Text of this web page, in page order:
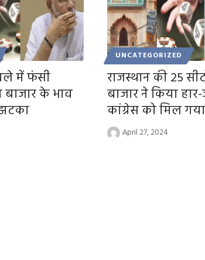
में फंसी
बाजार के भाव
UNCATEGORIZED
राजस्थान की 25
बाजार ने किया
कांग्रेस को मिल
April 27, 2024